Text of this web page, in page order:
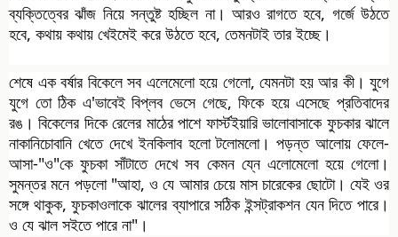
ব্যক্তিত্বের ঝাঁজ নিয়ে সন্তুষ্ট হচ্ছিল না। আরও রাগতে হবে, গর্জে উঠতে
হবে, কথায় কথায় খেইমেই করে উঠতে হবে, তেমনটাই তার ইচ্ছে।
শেষে এক বর্ষার বিকেলে সব এলেমেলো হয়ে গেলো, যেমনটা হয় আর কী। যুগে
যুগে তো ঠিক এ'ভাবেই বিপ্লব ভেসে গেছে, ফিকে হয়ে এসেছে প্রতিবাদের
রঙ। বিকেলের দিকে রেলের মাঠের পাশে ফার্স্টইয়ারি ভালোবাসাকে ফুচকার ঝালে
নাকানিচোবানি খেতে দেখে ইনকিলাব হলো টলোমলো। পড়ন্ত আলোয় ফেলে-
আসা-"ও"কে ফুচকা সাঁটাতে দেখে সব কেমন যে্ন এলোমেলো হয়ে গেলো।
সুমন্তর মনে পড়লো "আহা, ও যে আমার চেয়ে মাস চারেকের ছোটো। যেই ওর
সঙ্গে থাকুক, ফুচকাওলাকে ঝালের ব্যাপারে সঠিক ইন্সট্রাকশন যেন দিতে পারে।
ও যে ঝাল সইতে পারে না"।